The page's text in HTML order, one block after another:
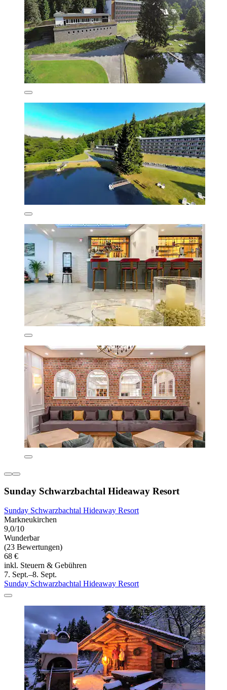
Sunday Schwarzbachtal Hideaway Resort
Sunday Schwarzbachtal Hideaway Resort
Markneukirchen
9,0/10
Wunderbar
(23 Bewertungen)
68 €
inkl. Steuern & Gebühren
7. Sept.–8. Sept.
Sunday Schwarzbachtal Hideaway Resort